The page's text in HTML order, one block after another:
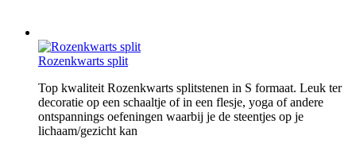
Rozenkwarts split
Top kwaliteit Rozenkwarts splitstenen in S formaat. Leuk ter
decoratie op een schaaltje of in een flesje, yoga of andere
ontspannings oefeningen waarbij je de steentjes op je
lichaam/gezicht kan